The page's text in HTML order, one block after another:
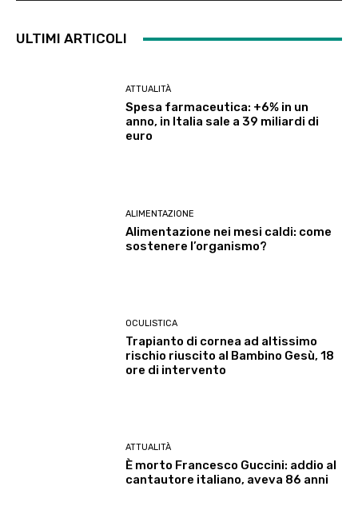
ULTIMI ARTICOLI
ATTUALITÀ
Spesa farmaceutica: +6% in un
anno, in Italia sale a 39 miliardi di
euro
ALIMENTAZIONE
Alimentazione nei mesi caldi: come
sostenere l’organismo?
OCULISTICA
Trapianto di cornea ad altissimo
rischio riuscito al Bambino Gesù, 18
ore di intervento
ATTUALITÀ
È morto Francesco Guccini: addio al
cantautore italiano, aveva 86 anni